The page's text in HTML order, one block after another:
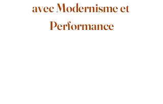
avec Modernisme et
Performance